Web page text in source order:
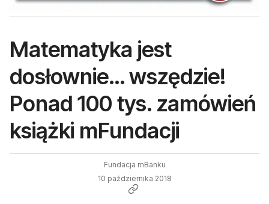
Matematyka jest
dosłownie… wszędzie!
Ponad 100 tys. zamówień
książki mFundacji
Fundacja mBanku
10 października 2018